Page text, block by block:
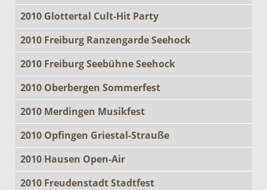
2010 Glottertal Cult-Hit Party
2010 Freiburg Ranzengarde Seehock
2010 Freiburg Seebühne Seehock
2010 Oberbergen Sommerfest
2010 Merdingen Musikfest
2010 Opfingen Griestal-Strauße
2010 Hausen Open-Air
2010 Freudenstadt Stadtfest